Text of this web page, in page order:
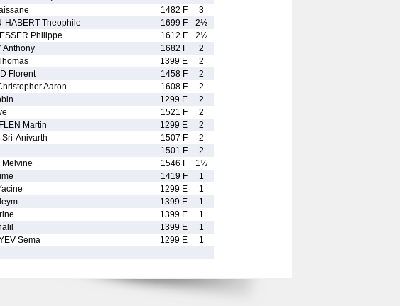
1482 F
3
HABERT Theophile 1699 F
2½
Philippe 1612 F
2½
Anthony 1682 F
2
1399 E
2
Florent 1458 F
2
Aaron 1608 F
2
1299 E
2
1521 F
2
Martin 1299 E
2
Sri-Anivarth 1507 F
2
1501 F
2
Melvine 1546 F
1½
1419 F
1
1299 E
1
1399 E
1
1399 E
1
1399 E
1
Sema 1299 E
1